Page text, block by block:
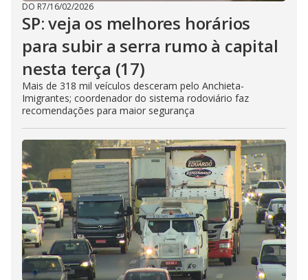
DO R7/16/02/2026
SP: veja os melhores horários
para subir a serra rumo à capital
nesta terça (17)
Mais de 318 mil veículos desceram pelo Anchieta-
Imigrantes; coordenador do sistema rodoviário faz
recomendações para maior segurança